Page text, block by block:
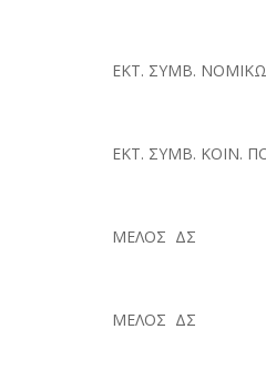
ΕΚΤ. ΣΥΜΒ.
ΕΚΤ. ΣΥΜΒ. ΚΟΙΝ.
ΜΕΛΟΣ ΔΣ
ΜΕΛΟΣ ΔΣ